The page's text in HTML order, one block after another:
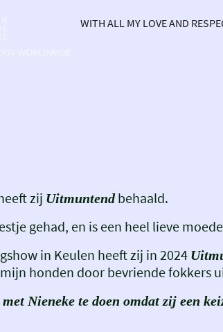
WITH ALL MY LOVE AND
zij Uitmuntendbehaald.
gehad, en is een heel lieve
in Keulen heeft zij in 2024
honden door bevriende fokkers
Nieneke te doen omdat zij een